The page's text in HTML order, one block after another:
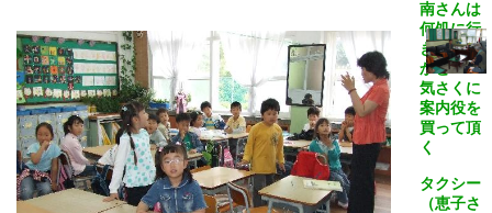
南さんは
何処に行
きたいの
かと
気さくに
案内役を
買って頂
く
タクシー
（恵子さ